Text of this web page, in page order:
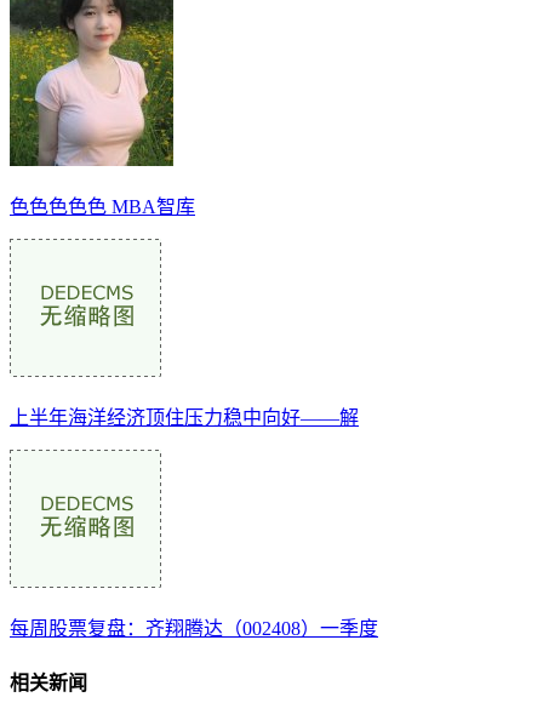
色色色色色 MBA智库
上半年海洋经济顶住压力稳中向好——解
每周股票复盘：齐翔腾达（002408）一季度
相关新闻